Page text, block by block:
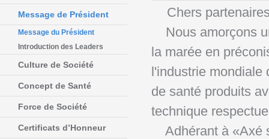
Message de Président
Message du Président
Introduction des Leaders
Culture de Société
Concept de Santé
Force de Société
Certificats d’Honneur
Chers
Nous amorçons
la marée en
l'industrie mondiale
de santé produits
technique
Adhérant à «Axé